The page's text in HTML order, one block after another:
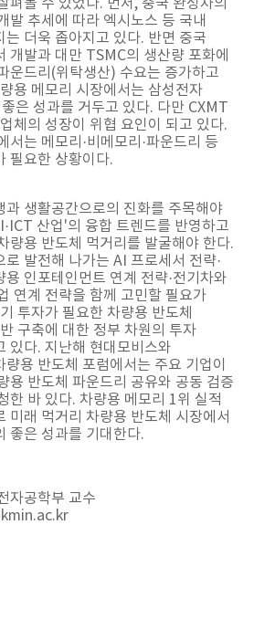
펴볼 수 있었다. 먼저, 중국 완성차의
발 추세에 따라 엑시노스 등 국내
는 더욱 좁아지고 있다. 반면 중국
개발과 대만 TSMC의 생산량 포화에
운드리(위탁생산) 수요는 증가하고
용 메모리 시장에서는 삼성전자
좋은 성과를 거두고 있다. 다만 CXMT
체의 성장이 위협 요인이 되고 있다.
서는 메모리·비메모리·파운드리 등
필요한 상황이다.
과 생활공간으로의 진화를 주목해야
산업'의 융합 트렌드를 반영하고
량용 반도체 먹거리를 발굴해야 한다.
로 발전해 나가는 AI 프로세서 전략·
용 인포테인먼트 연계 전략·전기차와
연계 전략을 함께 고민할 필요가
투자가 필요한 차량용 반도체
구축에 대한 정부 차원의 투자
있다. 지난해 현대모비스와
량용 반도체 포럼에서는 주요 기업이
용 반도체 파운드리 공유와 공동 검증
한 바 있다. 차량용 메모리 1위 실적
미래 먹거리 차량용 반도체 시장에서
좋은 성과를 기대한다.
자공학부 교수